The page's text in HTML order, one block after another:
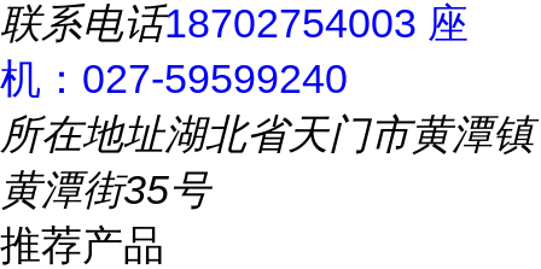
联系电话18702754003 座
机：027-59599240
所在地址湖北省天门市黄潭镇
黄潭街35号
推荐产品